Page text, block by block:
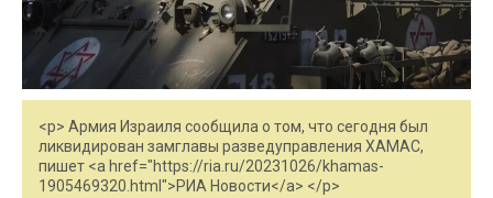
<p> Армия Израиля сообщила о том, что сегодня был
ликвидирован замглавы разведуправления ХАМАС,
пишет <a href="https://ria.ru/20231026/khamas-
1905469320.html">РИА Новости</a> </p>